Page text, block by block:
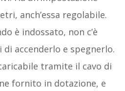
anch’essa regolabile.
è indossato, non c’è
accenderlo e spegnerlo.
tramite il cavo di
fornito in dotazione, e